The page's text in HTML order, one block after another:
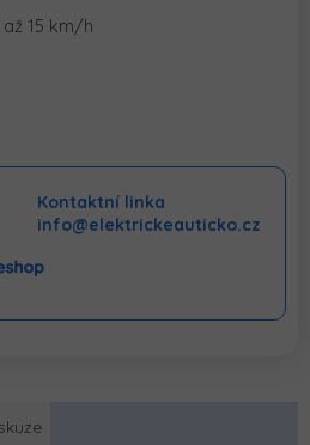
15 km/h
Kontaktní linka
info@elektrickeauticko.cz